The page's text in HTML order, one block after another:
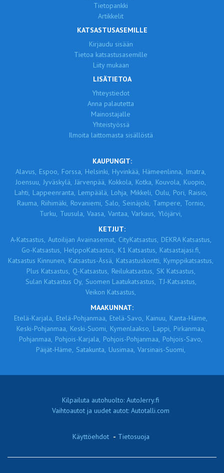
Tietopankki
Artikkelit
KATSASTUSASEMILLE
Kirjaudu sisään
Tietoa katsastusasemille
Liity mukaan
LISÄTIETOA
Yhteystiedot
Anna palautetta
Mainostajalle
Yhteistyössä
Ilmoita laittomasta sisällöstä
KAUPUNGIT:
Alavus, Espoo, Forssa, Helsinki, Hyvinkää, Hämeenlinna, Imatra,
Joensuu, Jyväskylä, Järvenpää, Kokkola, Kotka, Kouvola, Kuopio,
Lahti, Lappeenranta, Lempäälä, Lohja, Mikkeli, Oulu, Pori, Raisio,
Rauma, Riihimäki, Rovaniemi, Salo, Seinäjoki, Tampere, Tornio,
Turku, Tuusula, Vaasa, Vantaa, Varkaus, Ylöjärvi,
KETJUT:
A-Katsastus, Autoilijan Avainasemat, CityKatsastus, DEKRA Katsastus,
Go-Katsastus, HelppoKatsastus, K1 Katsastus, Katsastajasi.fi,
Katsastus Kinnunen, Katsastus-Ässä, Katsastuskontti, Kymppikatsastus,
Plus Katsastus, Q-Katsastus, Reilukatsastus, SK Katsastus,
Sulan Katsastus Oy, Suomen Laatukatsastus, TJ-Katsastus,
Veikon Katsastus,
MAAKUNNAT:
Etelä-Karjala, Etelä-Pohjanmaa, Etelä-Savo, Kainuu, Kanta-Häme,
Keski-Pohjanmaa, Keski-Suomi, Kymenlaakso, Lappi, Pirkanmaa,
Pohjanmaa, Pohjois-Karjala, Pohjois-Pohjanmaa, Pohjois-Savo,
Päijät-Häme, Satakunta, Uusimaa, Varsinais-Suomi,
Kilpailuta autohuolto: AutoJerry.fi
Vaihtoautot ja uudet autot: Autotalli.com
Käyttöehdot - Tietosuoja